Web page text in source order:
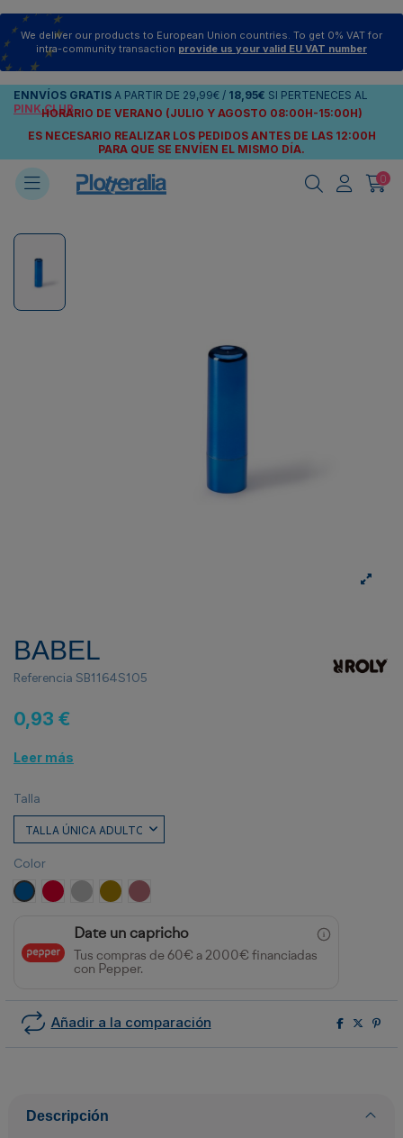
We deliver our products to European Union countries. To get 0% VAT for
intra-community transaction provide us your valid EU VAT number
ENNVÍOS GRATIS A PARTIR DE 29,99€ / 18,95€ SI PERTENECES AL
PINK CLUB
HORARIO DE VERANO (JULIO Y AGOSTO 08:00H-15:00H)
ES NECESARIO REALIZAR LOS PEDIDOS ANTES DE LAS 12:00H
PARA QUE SE ENVÍEN EL MISMO DÍA.
0
BABEL
Referencia SB1164S105
0,93 €
Leer más
Talla
Color
ROYAL ROJO PLATA ORO ROSA DORADO
Date un capricho
Tus compras de 60€ a 2000€ financiadas
con Pepper.
Añadir a la comparación
Descripción